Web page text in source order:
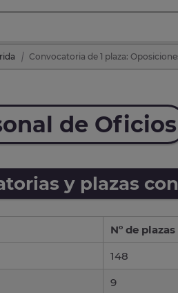
Convocatoria de 1 plaza:
de Oficios
y plazas
Nº de
148
9